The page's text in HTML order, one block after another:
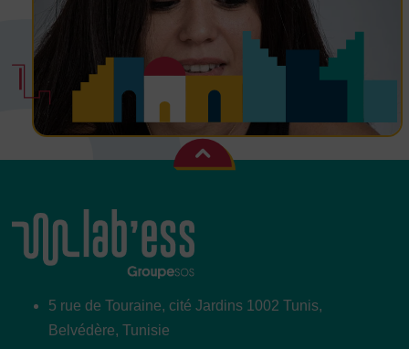
5 rue de Touraine, cité Jardins 1002 Tunis,
Belvédère, Tunisie